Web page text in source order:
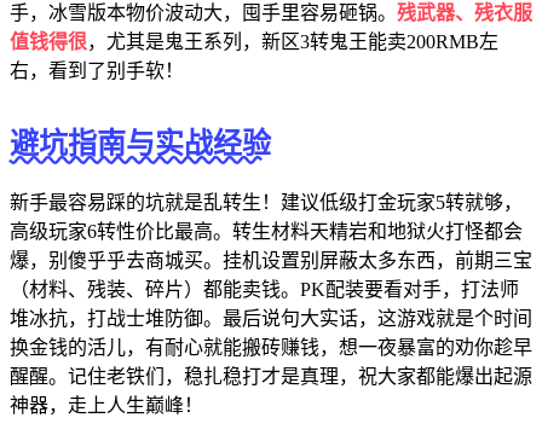
手，冰雪版本物价波动大，囤手里容易砸锅。 残武器、残衣服
值钱得很，尤其是鬼王系列，新区3转鬼王能卖200RMB左
右，看到了别手软！
避坑指南与实战经验
新手最容易踩的坑就是乱转生！建议低级打金玩家5转就够，
高级玩家6转性价比最高。转生材料天精岩和地狱火打怪都会
爆，别傻乎乎去商城买。挂机设置别屏蔽太多东西，前期三宝
（材料、残装、碎片）都能卖钱。PK配装要看对手，打法师
堆冰抗，打战士堆防御。最后说句大实话，这游戏就是个时间
换金钱的活儿，有耐心就能搬砖赚钱，想一夜暴富的劝你趁早
醒醒。记住老铁们，稳扎稳打才是真理，祝大家都能爆出起源
神器，走上人生巅峰！